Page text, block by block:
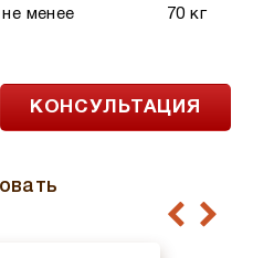
менее
70 кг⁠
КОНСУЛЬТАЦИЯ